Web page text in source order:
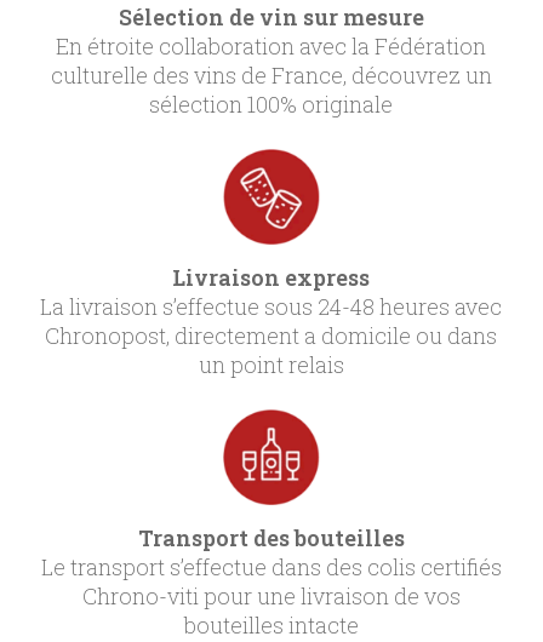
Sélection de vin sur mesure
En étroite collaboration avec la Fédération
culturelle des vins de France, découvrez un
sélection 100% originale
Livraison express
La livraison s’effectue sous 24-48 heures avec
Chronopost, directement a domicile ou dans
un point relais
Transport des bouteilles
Le transport s’effectue dans des colis certifiés
Chrono-viti pour une livraison de vos
bouteilles intacte